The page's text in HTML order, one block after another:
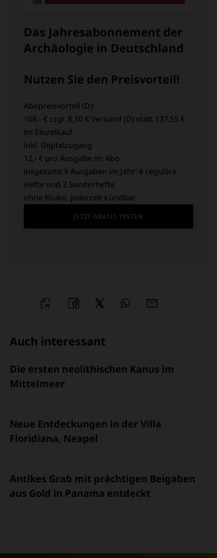
Das Jahresabonnement der
Archäologie in Deutschland
Nutzen Sie den Preisvorteil!
Abopreisvorteil (D):
108.- € zzgl. 8,10 € Versand (D) statt 137,55 €
im Einzelkauf
inkl. Digitalzugang
12,- € pro Ausgabe im Abo
insgesamt 9 Ausgaben im Jahr: 6 reguläre
Hefte und 3 Sonderhefte
ohne Risiko, jederzeit kündbar
JETZT GRATIS TESTEN
ÜBERSCHRIFT
INFOS
Auch interessant
Die ersten neolithischen Kanus im
Mittelmeer
Neue Entdeckungen in der Villa
Floridiana, Neapel
Antikes Grab mit prächtigen Beigaben
aus Gold in Panama entdeckt